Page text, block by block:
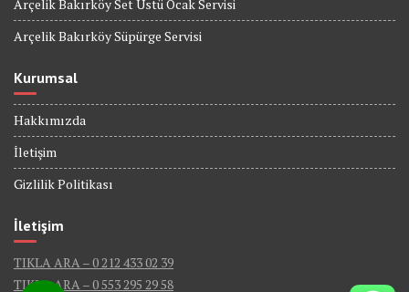
Arçelik Bakırköy Set Üstü Ocak Servisi
Arçelik Bakırköy Süpürge Servisi
Kurumsal
Hakkımızda
İletişim
Gizlilik Politikası
İletişim
TIKLA ARA – 0 212 433 02 39
TIKLA ARA – 0 553 295 29 58